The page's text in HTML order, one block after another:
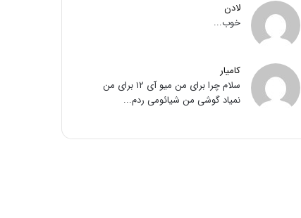
لادن
خوب...
کامیار
سلام چرا برای من میو آی ۱۲ برای من
نمیاد گوشی من شیائومی ردم...